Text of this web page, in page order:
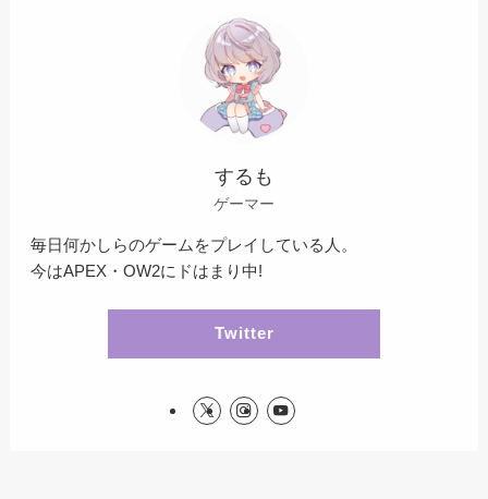
するも
ゲーマー
毎日何かしらのゲームをプレイしている人。
今はAPEX・OW2にドはまり中!
Twitter